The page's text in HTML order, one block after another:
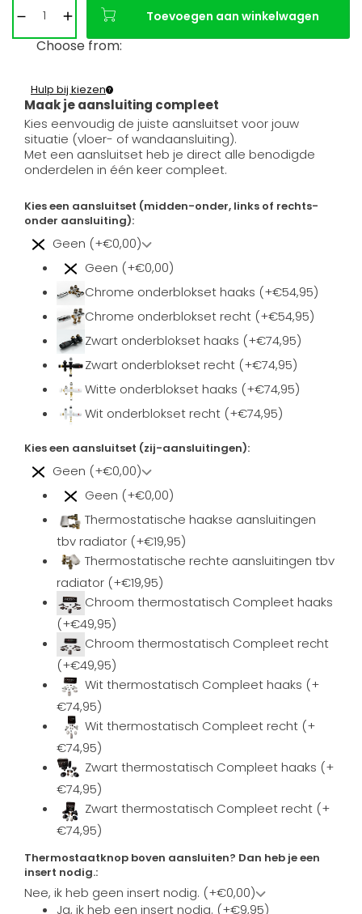
Toevoegen aan winkelwagen
Choose from:
Maak je aansluiting compleet
Hulp bij kiezen
Kies eenvoudig de juiste aansluitset voor jouw
situatie (vloer- of wandaansluiting).
Met een aansluitset heb je direct alle benodigde
onderdelen in één keer compleet.
Kies een aansluitset (midden-onder, links of rechts-
onder aansluiting):
Geen (+€0,00)
Geen (+€0,00)
Chrome onderblokset haaks (+€54,95)
Chrome onderblokset recht (+€54,95)
Zwart onderblokset haaks (+€74,95)
Zwart onderblokset recht (+€74,95)
Witte onderblokset haaks (+€74,95)
Wit onderblokset recht (+€74,95)
Kies een aansluitset (zij-aansluitingen):
Geen (+€0,00)
Geen (+€0,00)
Thermostatische haakse aansluitingen
tbv radiator (+€19,95)
Thermostatische rechte aansluitingen tbv
radiator (+€19,95)
Chroom thermostatisch Compleet haaks
(+€49,95)
Chroom thermostatisch Compleet recht
(+€49,95)
Wit thermostatisch Compleet haaks (+
€74,95)
Wit thermostatisch Compleet recht (+
€74,95)
Zwart thermostatisch Compleet haaks (+
€74,95)
Zwart thermostatisch Compleet recht (+
€74,95)
Thermostaatknop boven aansluiten? Dan heb je een
insert nodig.:
Nee, ik heb geen insert nodig. (+€0,00)
Ja, ik heb een insert nodig. (+€9,95)